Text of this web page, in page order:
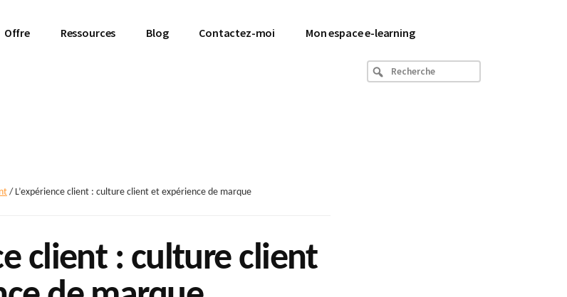
Offre Ressources Blog Contactez-moi Mon espace e-learning
Recherche
/ L’expérience client : culture client et expérience de marque
client : culture client